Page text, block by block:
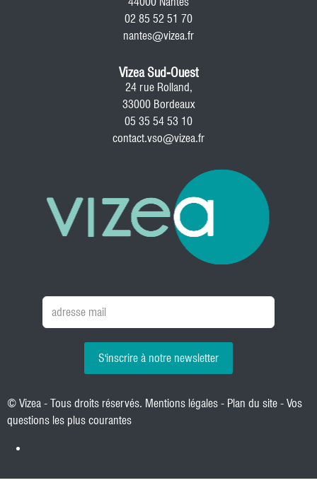
02 85 52 51 70
nantes@vizea.fr
Vizea Sud-Ouest
24 rue Rolland,
33000 Bordeaux
05 35 54 53 10
contact.vso@vizea.fr
S'inscrire à notre newsletter
© Vizea - Tous droits réservés. Mentions légales - Plan du site - Vos
questions les plus courantes